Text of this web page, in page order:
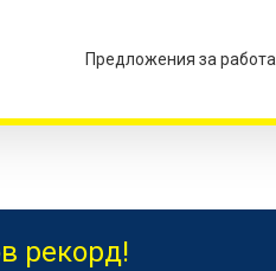
Предложения за работа
рекорд!